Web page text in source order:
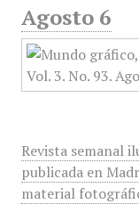
Agosto 6
Revista semanal
publicada en
material